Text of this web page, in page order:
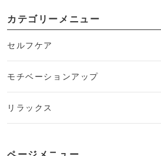
カテゴリーメニュー
セルフケア
モチベーションアップ
リラックス